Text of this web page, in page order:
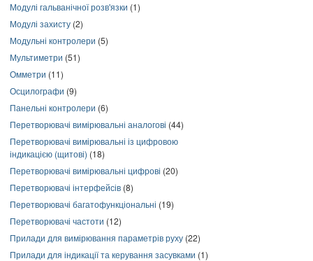
Модулі гальванічної розв'язки (1)
Модулі захисту (2)
Модульні контролери (5)
Мультиметри (51)
Омметри (11)
Осцилографи (9)
Панельні контролери (6)
Перетворювачі вимірювальні аналогові (44)
Перетворювачі вимірювальні із цифровою
індикацією (щитові) (18)
Перетворювачі вимірювальні цифрові (20)
Перетворювачі інтерфейсів (8)
Перетворювачі багатофункціональні (19)
Перетворювачі частоти (12)
Прилади для вимірювання параметрів руху (22)
Прилади для індикації та керування засувками (1)